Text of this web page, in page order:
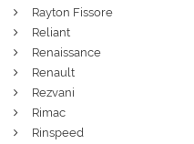
Rayton Fissore
Reliant
Renaissance
Renault
Rezvani
Rimac
Rinspeed